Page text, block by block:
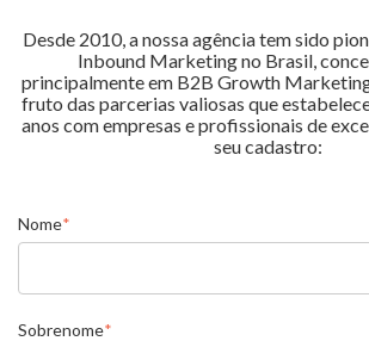
Desde 2010, a nossa agência tem sido
Inbound Marketing no Brasil,
principalmente em B2B Growth
fruto das parcerias valiosas que
anos com empresas e profissionais de
seu cadastro:
Nome*
Sobrenome*